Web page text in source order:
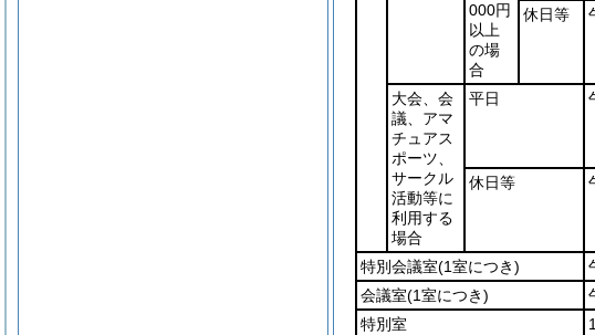
000円
以上
の場
合
休日等
大会、会
議、アマ
チュアス
ポーツ、
サークル
活動等に
利用する
場合
平日
休日等
特別会議室(1室につき)
会議室(1室につき)
特別室